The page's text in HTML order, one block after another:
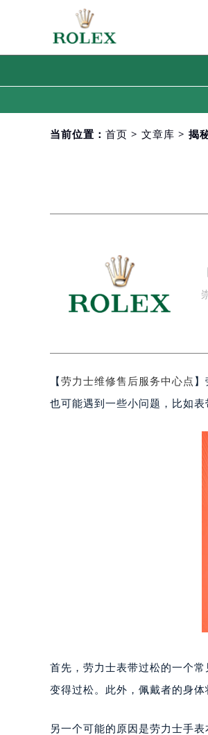
当前位置： 首页 > 文章库 > 揭
【 劳力士维修售后服务中心点
也可能遇到一些小问题，比如
首先，劳力士表带过松的一个
变得过松。此外，佩戴者的身
另一个可能的原因是劳力士手